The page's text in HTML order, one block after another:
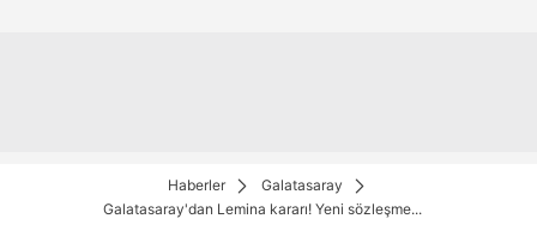
Haberler
Galatasaray
Galatasaray'dan Lemina kararı! Yeni sözleşme...